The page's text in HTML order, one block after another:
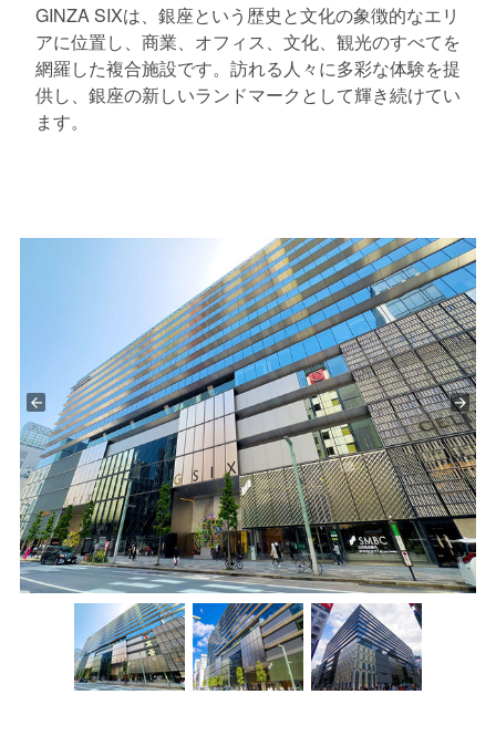
GINZA SIXは、銀座という歴史と文化の象徴的なエリ
アに位置し、商業、オフィス、文化、観光のすべてを
網羅した複合施設です。訪れる人々に多彩な体験を提
供し、銀座の新しいランドマークとして輝き続けてい
ます。